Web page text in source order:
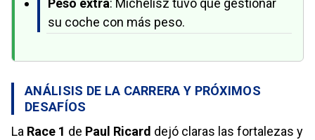
Peso extra: Michelisz tuvo que gestionar
su coche con más peso.
ANÁLISIS DE LA CARRERA Y PRÓXIMOS
DESAFÍOS
La Race 1 de Paul Ricard dejó claras las fortalezas y